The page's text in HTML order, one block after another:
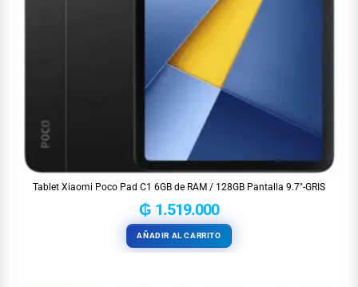
Tablet Xiaomi Poco Pad C1 6GB de RAM / 128GB Pantalla 9.7″-GRIS
₲ 1.519.000
AÑADIR AL CARRITO